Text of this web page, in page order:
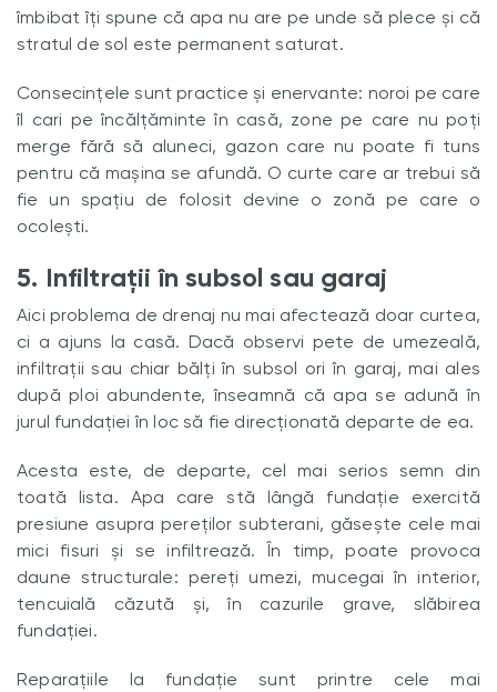
îmbibat îți spune că apa nu are pe unde să plece și că
stratul de sol este permanent saturat.
Consecințele sunt practice și enervante: noroi pe care
îl cari pe încălțăminte în casă, zone pe care nu poți
merge fără să aluneci, gazon care nu poate fi tuns
pentru că mașina se afundă. O curte care ar trebui să
fie un spațiu de folosit devine o zonă pe care o
ocolești.
5. Infiltrații în subsol sau garaj
Aici problema de drenaj nu mai afectează doar curtea,
ci a ajuns la casă. Dacă observi pete de umezeală,
infiltrații sau chiar bălți în subsol ori în garaj, mai ales
după ploi abundente, înseamnă că apa se adună în
jurul fundației în loc să fie direcționată departe de ea.
Acesta este, de departe, cel mai serios semn din
toată lista. Apa care stă lângă fundație exercită
presiune asupra pereților subterani, găsește cele mai
mici fisuri și se infiltrează. În timp, poate provoca
daune structurale: pereți umezi, mucegai în interior,
tencuială căzută și, în cazurile grave, slăbirea
fundației.
Reparațiile la fundație sunt printre cele mai